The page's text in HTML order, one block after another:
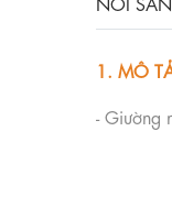
1. MÔ
- Giường